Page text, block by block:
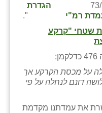
הגדרת
רמ"י
".
שטחי "קרקע
על מכסת הקרקע אך
דונם לנחלה על פי
רמ"י 4134 מאשרת את עמדתנו מקדמת